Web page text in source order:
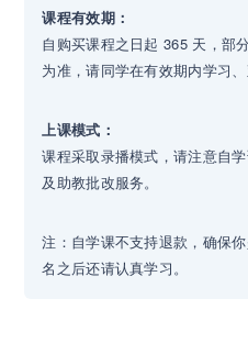
费可持续触达的私域⽤户池
⼏分熟⽜排、窝边蛋、预制
3万字可复制的流程⼀体化和
司，合作的客户有钱⼤妈、
课程有效期：
自购买课程之日起 365 天，部
为准，请同学在有效期内学习、
上课模式：
课程采取录播模式，请注意自
及助教批改服务。
注：自学课不支持退款，确保
名之后还请认真学习。